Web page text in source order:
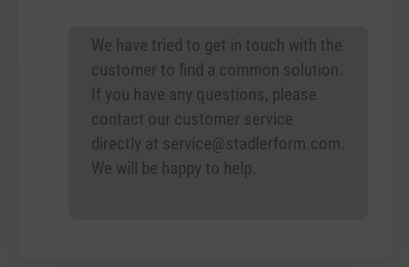
We have tried to get in touch with the
customer to find a common solution.
If you have any questions, please
contact our customer service
directly at service@stadlerform.com.
We will be happy to help.